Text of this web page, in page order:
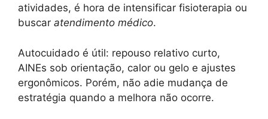
atividades, é hora de intensificar fisioterapia ou
buscar atendimento médico.
Autocuidado é útil: repouso relativo curto,
AINEs sob orientação, calor ou gelo e ajustes
ergonômicos. Porém, não adie mudança de
estratégia quando a melhora não ocorre.